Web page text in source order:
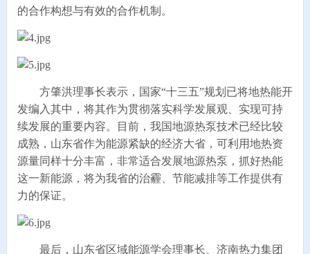
的合作构想与有效的合作机制。
方肇洪理事长表示，国家“十三五”规划已将地热能开
发编入其中，将其作为贯彻落实科学发展观、实现可持
续发展的重要内容。目前，我国地源热泵技术已经比较
成熟，山东省作为能源紧缺的经济大省，可利用地热资
源量同样十分丰富，非常适合发展地源热泵，抓好热能
这一新能源，将为我省的治霾、节能减排等工作提供有
力的保证。
最后，山东省区域能源学会理事长、济南热力集团